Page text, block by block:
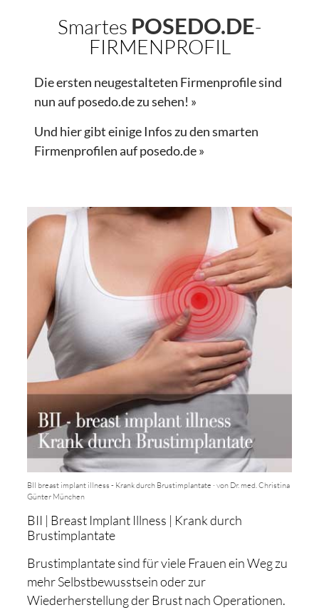
Smartes POSEDO.DE-
FIRMENPROFIL
Die ersten neugestalteten Firmenprofile sind
nun auf posedo.de zu sehen! »
Und hier gibt einige Infos zu den smarten
Firmenprofilen auf posedo.de »
BII breast implant illness - Krank durch Brustimplantate · von Dr. med. Christina
Günter München
BII | Breast Implant Illness | Krank durch
Brustimplantate
Brustimplantate sind für viele Frauen ein Weg zu
mehr Selbstbewusstsein oder zur
Wiederherstellung der Brust nach Operationen.